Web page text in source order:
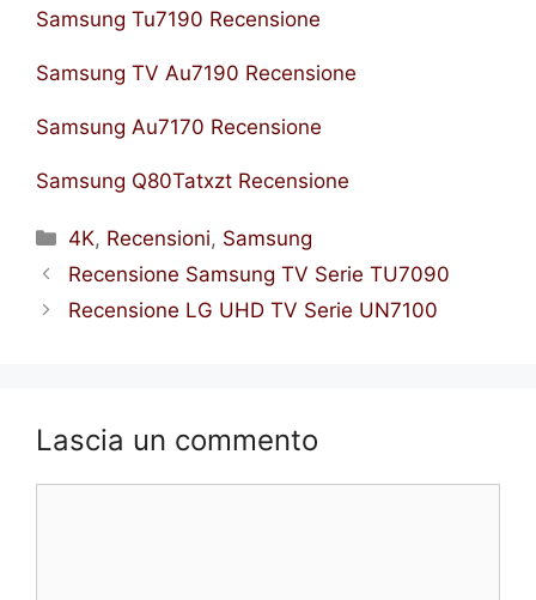
Samsung Tu7190 Recensione
Samsung TV Au7190 Recensione
Samsung Au7170 Recensione
Samsung Q80Tatxzt Recensione
Categorie
4K, Recensioni, Samsung
Recensione Samsung TV Serie TU7090
Recensione LG UHD TV Serie UN7100
Lascia un commento